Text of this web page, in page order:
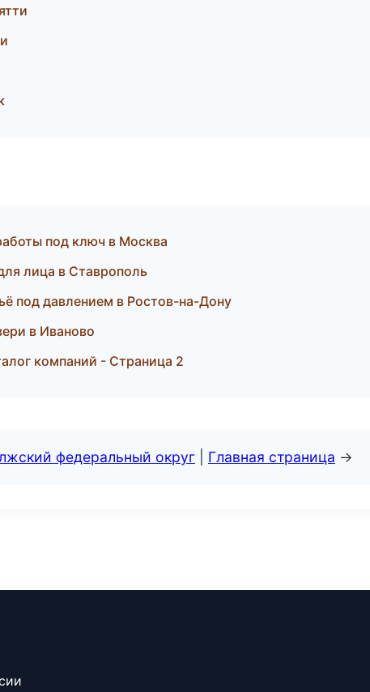
под ключ в Москва
лица в Ставрополь
под давлением в Ростов-на-Дону
в Иваново
компаний - Страница 2
федеральный округ Главная страница →